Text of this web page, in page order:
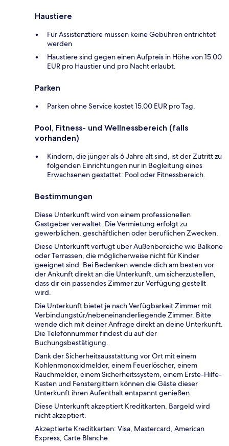
Haustiere
Für Assistenztiere müssen keine Gebühren entrichtet
werden
Haustiere sind gegen einen Aufpreis in Höhe von 15.00
EUR pro Haustier und pro Nacht erlaubt.
Parken
Parken ohne Service kostet 15.00 EUR pro Tag.
Pool, Fitness- und Wellnessbereich (falls
vorhanden)
Kindern, die jünger als 6 Jahre alt sind, ist der Zutritt zu
folgenden Einrichtungen nur in Begleitung eines
Erwachsenen gestattet: Pool oder Fitnessbereich.
Bestimmungen
Diese Unterkunft wird von einem professionellen
Gastgeber verwaltet. Die Vermietung erfolgt zu
gewerblichen, geschäftlichen oder beruflichen Zwecken.
Diese Unterkunft verfügt über Außenbereiche wie Balkone
oder Terrassen, die möglicherweise nicht für Kinder
geeignet sind. Bei Bedenken wende dich am besten vor
der Ankunft direkt an die Unterkunft, um sicherzustellen,
dass dir ein passendes Zimmer zur Verfügung gestellt
wird.
Die Unterkunft bietet je nach Verfügbarkeit Zimmer mit
Verbindungstür/nebeneinanderliegende Zimmer. Bitte
wende dich mit deiner Anfrage direkt an deine Unterkunft.
Die Telefonnummer findest du auf der
Buchungsbestätigung.
Dank der Sicherheitsausstattung vor Ort mit einem
Kohlenmonoxidmelder, einem Feuerlöscher, einem
Rauchmelder, einem Sicherheitssystem, einem Erste-Hilfe-
Kasten und Fenstergittern können die Gäste dieser
Unterkunft ihren Aufenthalt entspannt genießen.
Diese Unterkunft akzeptiert Kreditkarten. Bargeld wird
nicht akzeptiert.
Akzeptierte Kreditkarten: Visa, Mastercard, American
Express, Carte Blanche